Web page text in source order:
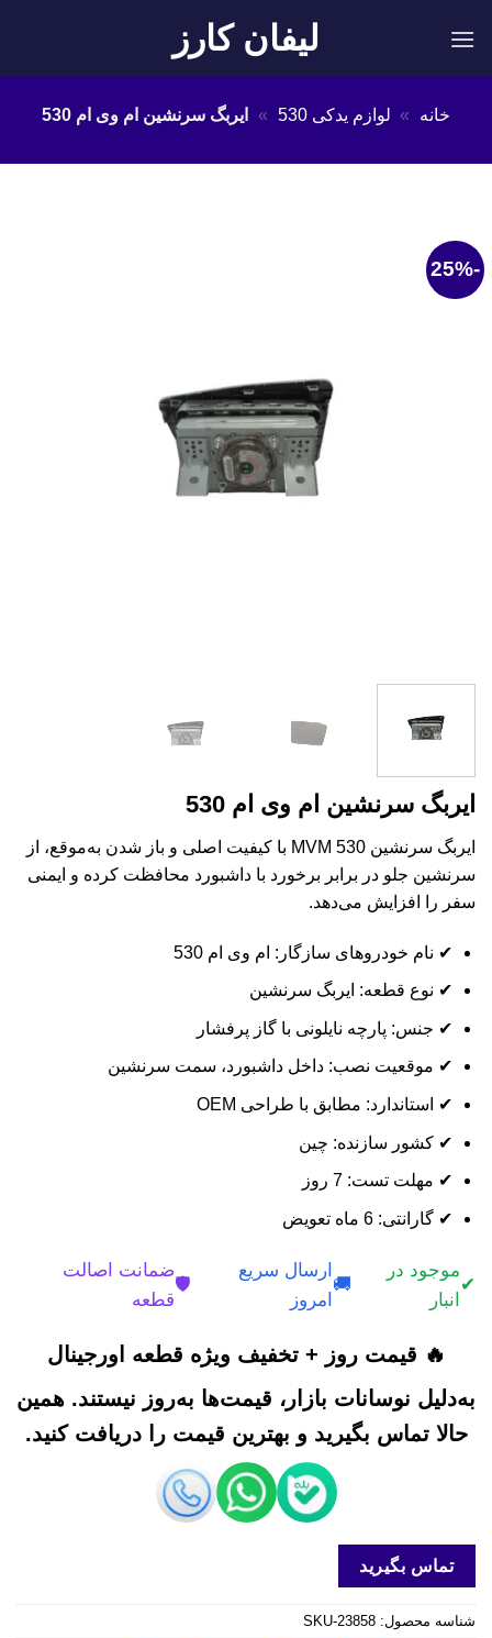
لیفان کارز
خانه » لوازم یدکی 530 » ایربگ سرنشین ام وی ام 530
-25%
ایربگ سرنشین ام وی ام 530
ایربگ سرنشین MVM 530 با کیفیت اصلی و باز شدن به‌موقع، از
سرنشین جلو در برابر برخورد با داشبورد محافظت کرده و ایمنی
سفر را افزایش می‌دهد.
✔ نام خودروهای سازگار: ام وی ام 530
✔ نوع قطعه: ایربگ سرنشین
✔ جنس: پارچه نایلونی با گاز پرفشار
✔ موقعیت نصب: داخل داشبورد، سمت سرنشین
✔ استاندارد: مطابق با طراحی OEM
✔ کشور سازنده: چین
✔ مهلت تست: 7 روز
✔ گارانتی: 6 ماه تعویض
✔
موجود در
انبار
🚚
ارسال سریع
امروز
🛡️
ضمانت اصالت
قطعه
🔥 قیمت روز + تخفیف ویژه قطعه اورجینال
به‌دلیل نوسانات بازار، قیمت‌ها به‌روز نیستند. همین
حالا تماس بگیرید و بهترین قیمت را دریافت کنید.
تماس بگیرید
شناسه محصول: SKU-23858